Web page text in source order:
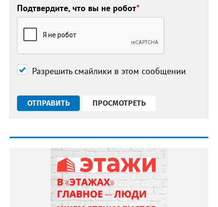
Подтвердите, что вы не робот*
Разрешить смайлики в этом сообщении